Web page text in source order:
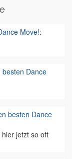
Move!:
Dance
besten Dance
jetzt so oft